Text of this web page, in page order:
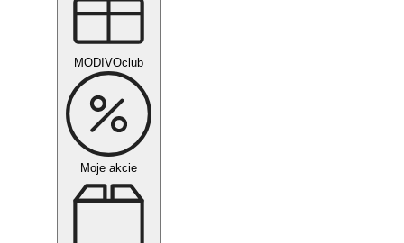
MODIVOclub
Moje akcie